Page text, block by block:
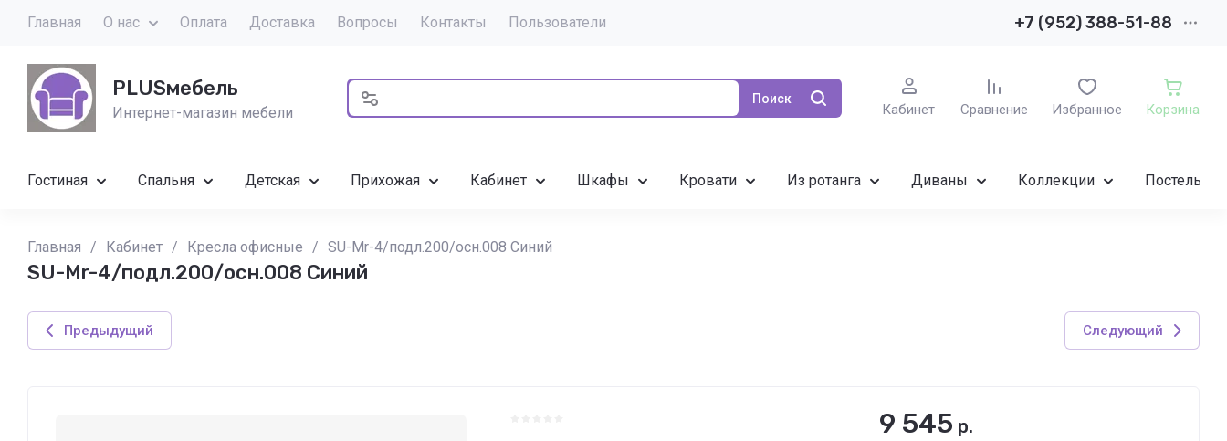
Главная О нас Оплата Доставка Вопросы Контакты Пользователи +7 (952) 388-51-88
PLUSмебель
Интернет-магазин мебели
Поиск
Кабинет Сравнение Избранное Корзина
Гостиная Спальня Детская Прихожая Кабинет Шкафы Кровати Из ротанга Диваны Коллекции
Главная / Кабинет / Кресла офисные / SU-Mr-4/подл.200/осн.008 Синий
SU-Mr-4/подл.200/осн.008 Синий
Предыдущий Следующий
9 545 р.